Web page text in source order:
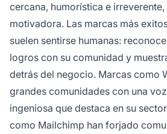
cercana, humorística e
motivadora. Las marcas más
suelen sentirse humanas:
logros con su comunidad y
detrás del negocio. Marcas como
grandes comunidades con una
ingeniosa que destaca en su
como Mailchimp han forjado